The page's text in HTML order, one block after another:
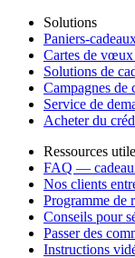
Solutions
Paniers-
Cartes de vœux
Solutions de
Campagnes de
Service de
Acheter du
Ressources
FAQ —
Nos clients
Programme de
Conseils pour
Passer des
Instructions